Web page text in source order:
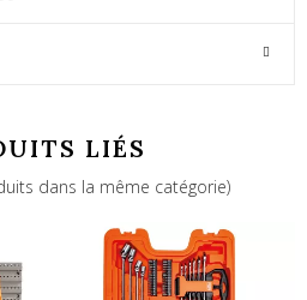
LIÉS
dans la même catégorie)